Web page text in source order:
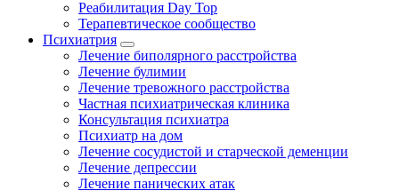
Реабилитация Day Top
Терапевтическое сообщество
Психиатрия
Лечение биполярного расстройства
Лечение булимии
Лечение тревожного расстройства
Частная психиатрическая клиника
Консультация психиатра
Психиатр на дом
Лечение сосудистой и старческой деменции
Лечение депрессии
Лечение панических атак